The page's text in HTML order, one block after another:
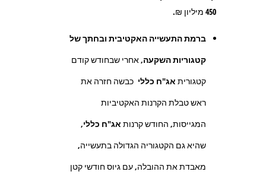
450 מיליון ₪.
ברמת התעשייה האקטיבית ובחתך של
קטגוריות השקעה, אחרי שבחודש קודם
קטגורית אג"ח כללי כבשה חזרה את
ראש טבלת הקרנות האקטיביות
המגייסות, החודש קרנות אג"ח כללי,
שהיא גם הקטגוריה הגדולה בתעשייה,
מאבדת את ההובלה, עם גיוס חודשי קטן